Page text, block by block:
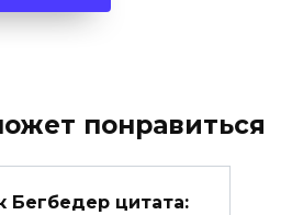
понравиться
Бегбедер цитата: